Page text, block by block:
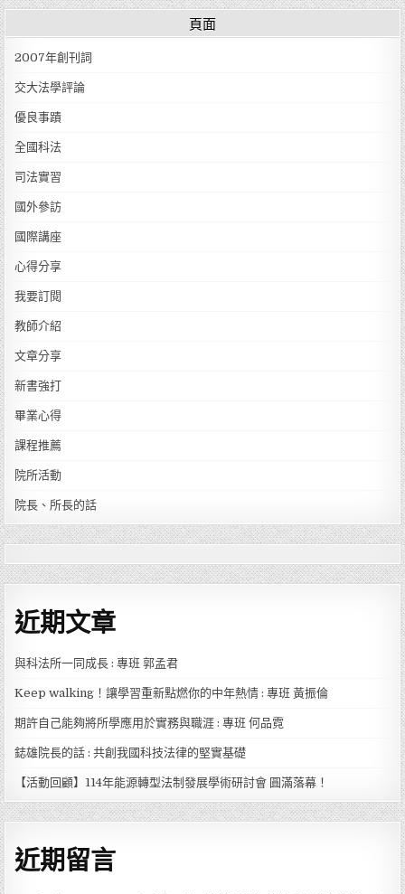
頁面
2007年創刊詞
交大法學評論
優良事蹟
全國科法
司法實習
國外參訪
國際講座
心得分享
我要訂閱
教師介紹
文章分享
新書強打
畢業心得
課程推薦
院所活動
院長、所長的話
近期文章
與科法所一同成長 : 專班 郭孟君
Keep walking！讓學習重新點燃你的中年熱情 : 專班 黃振倫
期許自己能夠將所學應用於實務與職涯 : 專班 何品霓
鋕雄院長的話 : 共創我國科技法律的堅實基礎
【活動回顧】114年能源轉型法制發展學術研討會 圓滿落幕！
近期留言